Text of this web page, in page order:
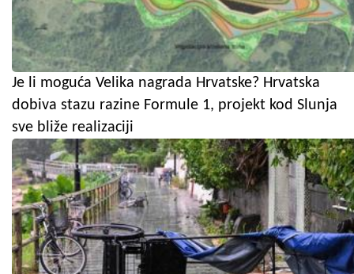
Je li moguća Velika nagrada Hrvatske? Hrvatska
dobiva stazu razine Formule 1, projekt kod Slunja
sve bliže realizaciji